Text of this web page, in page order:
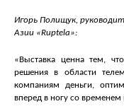
Игорь Полищук,
Азии «Ruptela»:
«Выставка ценна тем,
решения в области
компаниям деньги,
вперед в ногу со